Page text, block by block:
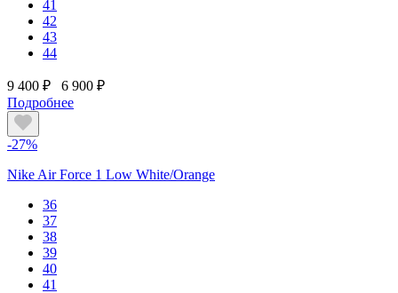
41
42
43
44
9 400 ₽
6 900 ₽
Подробнее
-27%
Nike Air Force 1 Low White/Orange
36
37
38
39
40
41